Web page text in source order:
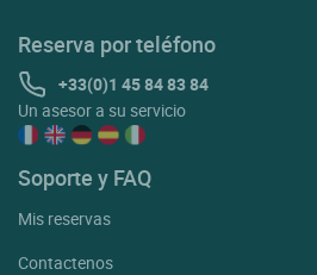
Reserva por teléfono
+33(0)1 45 84 83 84
Un asesor a su servicio
Soporte y FAQ
Mis reservas
Contactenos